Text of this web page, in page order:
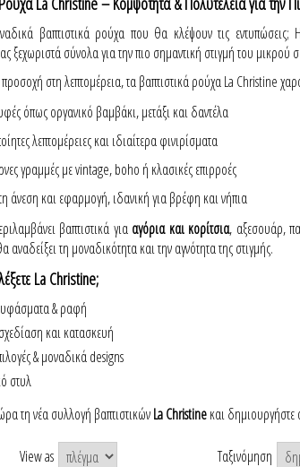
βαπτιστικά ρούχα που θα κλέψουν τις εντυπώσεις; Η
ξεχωριστά σύνολα για την πιο σημαντική στιγμή του μικρού
στη λεπτομέρεια, τα βαπτιστικά ρούχα La Christine
όπως οργανικό βαμβάκι, μετάξι και δαντέλα
λεπτομέρειες και ιδιαίτερα φινιρίσματα
γραμμές με vintage, boho ή κλασικές επιρροές
άνεση και εφαρμογή, ιδανική για βρέφη και νήπια
βαπτιστικά για αγόρια και κορίτσια, αξεσουάρ,
τη μοναδικότητα και την αγνότητα της στιγμής.
La Christine;
& ραφή
και κατασκευή
& μοναδικά designs
στυλ
τη νέα συλλογή βαπτιστικώνLa Christineκαι δημιουργήστε
View as Ταξινόμηση